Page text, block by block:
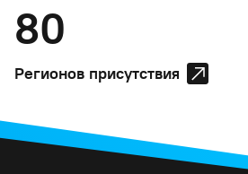
80
Регионов присутствия